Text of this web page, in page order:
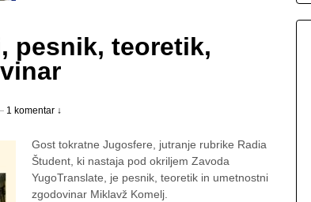
pesnik, teoretik,
1 komentar ↓
Gost tokratne Jugosfere, jutranje rubrike Radia
Študent, ki nastaja pod okriljem Zavoda
YugoTranslate, je pesnik, teoretik in umetnostni
zgodovinar Miklavž Komelj.